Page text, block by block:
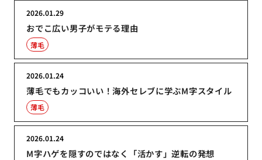
おでこ広い男子がモテる理由
2026.01.29
薄毛
薄毛でもカッコいい！海外セレブに学ぶM字スタイル
2026.01.24
薄毛
M字ハゲを隠すのではなく「活かす」逆転の発想
2026.01.24